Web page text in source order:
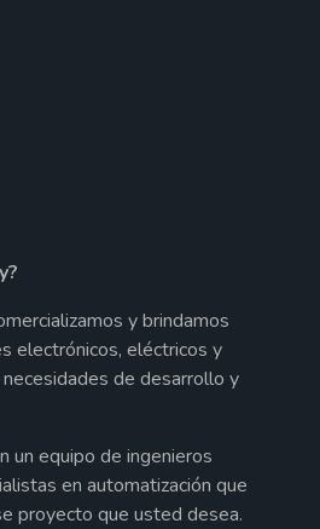
y brindamos
electrónicos, eléctricos y
de desarrollo y
un equipo de ingenieros
en automatización que
proyecto que usted desea.